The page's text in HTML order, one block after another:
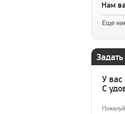
Нам
Еще
У вас
С